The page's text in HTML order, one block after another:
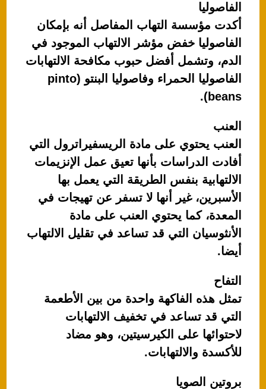
الفاصوليا
أكدت مؤسسة التهاب المفاصل أنه بإمكان
الفاصوليا خفض مؤشر الالتهاب الموجود في
الدم، وتشمل أفضل حبوب مكافحة الالتهابات
الفاصوليا الحمراء وفاصوليا البنتو (pinto
beans).
العنب
العنب يحتوي على مادة الريسفيراترول التي
أفادت الدراسات بأنها تعيق عمل الإنزيمات
الالتهابية بنفس الطريقة التي يعمل بها
الأسبرين، غير أنها لا تسفر عن تهيجات في
المعدة، كما يحتوي العنب على مادة
الأنثوسيان التي قد تساعد في تقليل الالتهاب
أيضا.
التفاح
تمثل هذه الفاكهة واحدة من بين الأطعمة
التي قد تساعد في تخفيف الالتهابات
لاحتوائها على الكيرسيتين، وهو مضاد
للأكسدة والالتهابات.
بروتين الصويا